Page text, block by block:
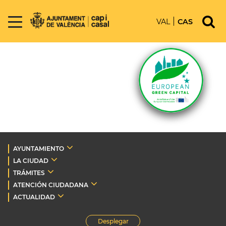
VAL CAS
AYUNTAMIENTO
LA CIUDAD
TRÁMITES
ATENCIÓN CIUDADANA
ACTUALIDAD
Desplegar